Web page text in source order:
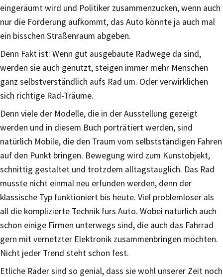
eingeräumt wird und Politiker zusammenzucken, wenn auch
nur die Forderung aufkommt, das Auto könnte ja auch mal
ein bisschen Straßenraum abgeben.
Denn Fakt ist: Wenn gut ausgebaute Radwege da sind,
werden sie auch genutzt, steigen immer mehr Menschen
ganz selbstverständlich aufs Rad um. Oder verwirklichen
sich richtige Rad-Träume.
Denn viele der Modelle, die in der Ausstellung gezeigt
werden und in diesem Buch porträtiert werden, sind
natürlich Mobile, die den Traum vom selbstständigen Fahren
auf den Punkt bringen. Bewegung wird zum Kunstobjekt,
schnittig gestaltet und trotzdem alltagstauglich. Das Rad
musste nicht einmal neu erfunden werden, denn der
klassische Typ funktioniert bis heute. Viel problemloser als
all die komplizierte Technik fürs Auto. Wobei natürlich auch
schon einige Firmen unterwegs sind, die auch das Fahrrad
gern mit vernetzter Elektronik zusammenbringen möchten.
Nicht jeder Trend steht schon fest.
Etliche Räder sind so genial, dass sie wohl unserer Zeit noch